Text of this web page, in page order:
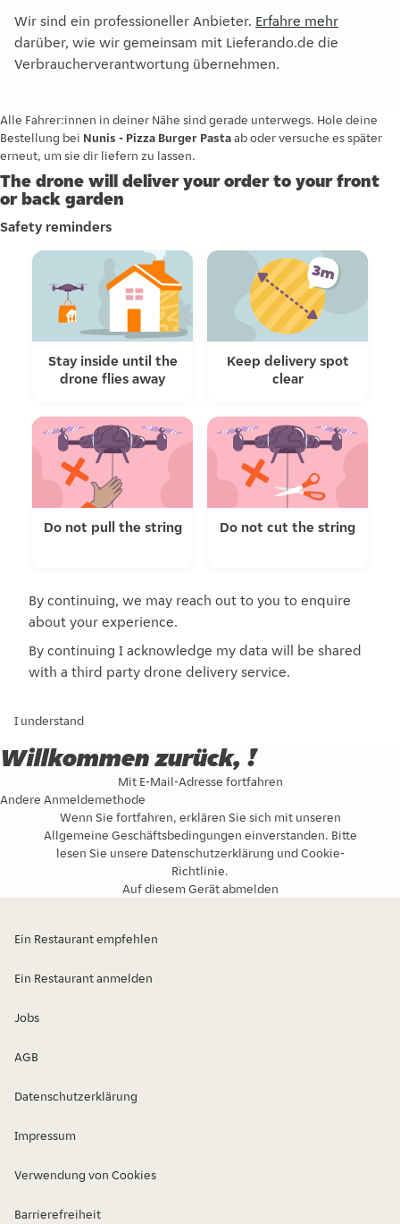
Wir sind ein professioneller Anbieter. Erfahre mehr
darüber, wie wir gemeinsam mit Lieferando.de die
Verbraucherverantwortung übernehmen.
Alle Fahrer:innen in deiner Nähe sind gerade unterwegs. Hole deine
Bestellung bei Nunis - Pizza Burger Pastaab oder versuche es später
erneut, um sie dir liefern zu lassen.
The drone will deliver your order to your front
or back garden
Safety reminders
Stay inside until the
drone flies away
Keep delivery spot
clear
Do not pull the string Do not cut the string
By continuing, we may reach out to you to enquire
about your experience.
By continuing I acknowledge my data will be shared
with a third party drone delivery service.
I understand
Willkommen zurück, !
Mit E-Mail-Adresse fortfahren
Andere Anmeldemethode
Wenn Sie fortfahren, erklären Sie sich mit unseren
Allgemeine Geschäftsbedingungen einverstanden. Bitte
lesen Sie unsere Datenschutzerklärung undCookie-
Richtlinie.
Auf diesem Gerät abmelden
Ein Restaurant empfehlen
Ein Restaurant anmelden
Jobs
AGB
Datenschutzerklärung
Impressum
Verwendung von Cookies
Barrierefreiheit